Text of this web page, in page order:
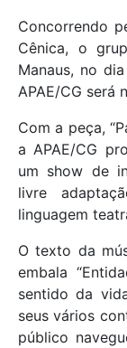
Concorrendo
Cênica, o
Manaus, no
APAE/CG será
Com a peça,
a APAE/CG
um show de
livre
linguagem
O texto da
embala
sentido da
seus vários
público